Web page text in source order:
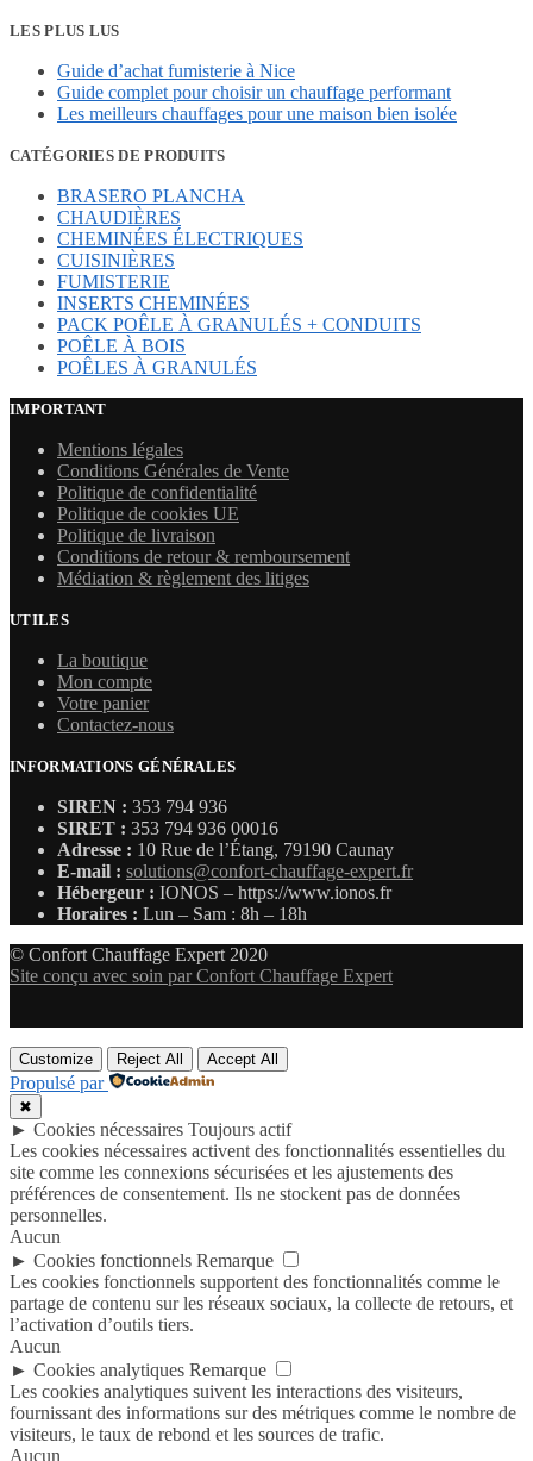
6720,00 €.1946,82 €.
LES PLUS LUS
Guide d’achat fumisterie à Nice
Guide complet pour choisir un chauffage performant
Les meilleurs chauffages pour une maison bien isolée
CATÉGORIES DE PRODUITS
BRASERO PLANCHA
CHAUDIÈRES
CHEMINÉES ÉLECTRIQUES
CUISINIÈRES
FUMISTERIE
INSERTS CHEMINÉES
PACK POÊLE À GRANULÉS + CONDUITS
POÊLE À BOIS
POÊLES À GRANULÉS
IMPORTANT
Mentions légales
Conditions Générales de Vente
Politique de confidentialité
Politique de cookies UE
Politique de livraison
Conditions de retour & remboursement
Médiation & règlement des litiges
UTILES
La boutique
Mon compte
Votre panier
Contactez-nous
INFORMATIONS GÉNÉRALES
SIREN : 353 794 936
SIRET : 353 794 936 00016
Adresse : 10 Rue de l’Étang, 79190 Caunay
E-mail : solutions@confort-chauffage-expert.fr
Hébergeur : IONOS – https://www.ionos.fr
Horaires : Lun – Sam : 8h – 18h
© Confort Chauffage Expert 2020
Site conçu avec soin par Confort Chauffage Expert
Customize Reject All Accept All
Propulsé par
✖
► Cookies nécessaires Toujours actif
Les cookies nécessaires activent des fonctionnalités essentielles du
site comme les connexions sécurisées et les ajustements des
préférences de consentement. Ils ne stockent pas de données
personnelles.
Aucun
► Cookies fonctionnels Remarque
Les cookies fonctionnels supportent des fonctionnalités comme le
partage de contenu sur les réseaux sociaux, la collecte de retours, et
l’activation d’outils tiers.
Aucun
► Cookies analytiques Remarque
Les cookies analytiques suivent les interactions des visiteurs,
fournissant des informations sur des métriques comme le nombre de
visiteurs, le taux de rebond et les sources de trafic.
Aucun